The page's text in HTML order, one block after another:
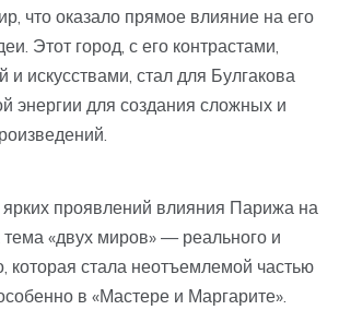
что оказало прямое влияние на его
Этот город, с его контрастами,
и искусствами, стал для Булгакова
энергии для создания сложных и
проявлений влияния Парижа на
тема «двух миров» — реального и
которая стала неотъемлемой частью
в «Мастере и Маргарите».